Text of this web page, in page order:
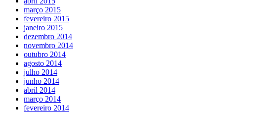
março 2015
fevereiro 2015
janeiro 2015
dezembro 2014
novembro 2014
outubro 2014
agosto 2014
julho 2014
junho 2014
abril 2014
março 2014
fevereiro 2014